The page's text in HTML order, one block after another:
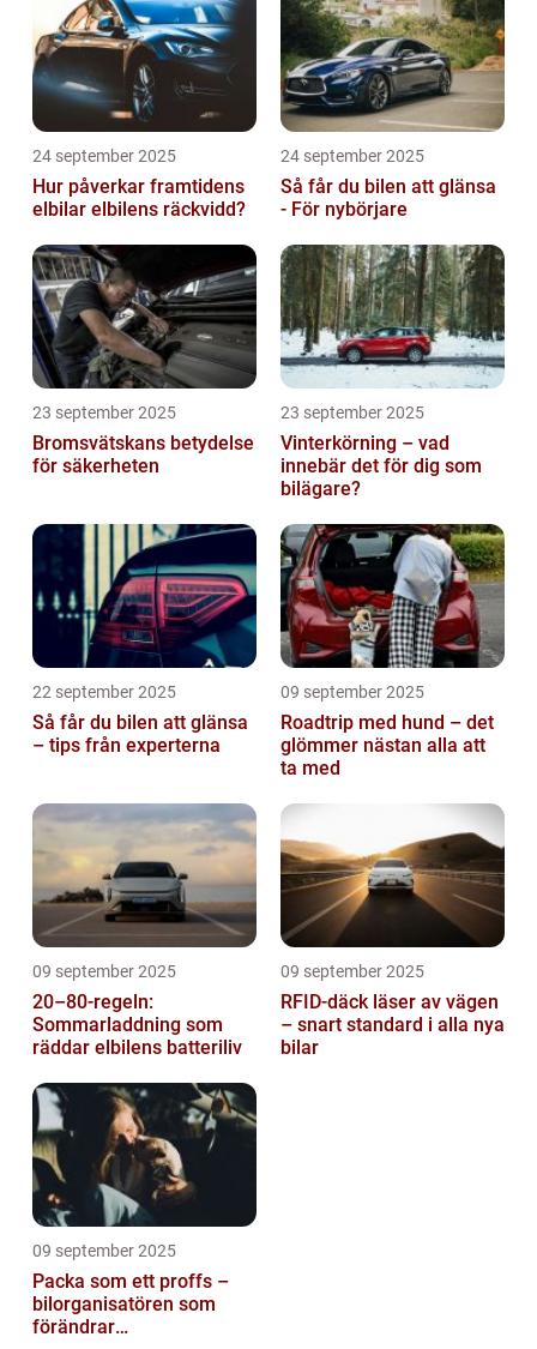
24 september 2025
Hur påverkar framtidens
elbilar elbilens räckvidd?
24 september 2025
Så får du bilen att glänsa
- För nybörjare
23 september 2025
Bromsvätskans betydelse
för säkerheten
23 september 2025
Vinterkörning – vad
innebär det för dig som
bilägare?
22 september 2025
Så får du bilen att glänsa
– tips från experterna
09 september 2025
Roadtrip med hund – det
glömmer nästan alla att
ta med
09 september 2025
20–80-regeln:
Sommarladdning som
räddar elbilens batteriliv
09 september 2025
RFID-däck läser av vägen
– snart standard i alla nya
bilar
09 september 2025
Packa som ett proffs –
bilorganisatören som
förändrar